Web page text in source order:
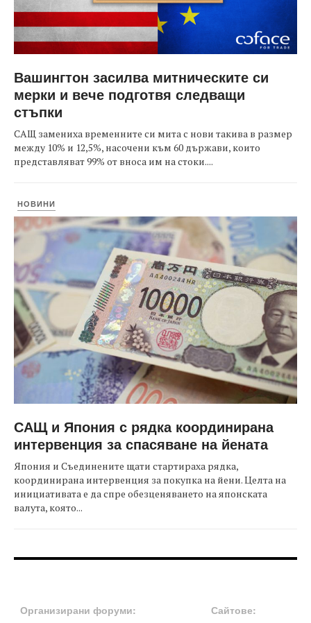
Вашингтон засилва митническите си
мерки и вече подготвя следващи
стъпки
САЩ замениха временните си мита с нови такива в размер
между 10% и 12,5%, насочени към 60 държави, които
представляват 99% от вноса им на стоки....
НОВИНИ
САЩ и Япония с рядка координирана
интервенция за спасяване на йената
Япония и Съединените щати стартираха рядка,
координирана интервенция за покупка на йени. Целта на
инициативата е да спре обезценяването на японската
валута, която...
Организирани форуми: Сайтове: